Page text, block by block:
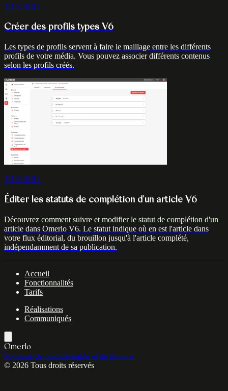
TUTORIEL
Créer des profils types V6
Les types de profils servent à faire le maillage entre les différents
profils de votre média. Vous pouvez associer différents contenus
selon les profils créés.
TUTORIEL
Éditer les statuts de complétion d'un article V6
Découvrez comment suivre et modifier le statut de complétion d'un
article dans Omerlo V6. Le statut indique où en est l'article dans
votre flux éditorial, du brouillon jusqu'à l'article complété,
indépendamment de sa publication.
Accueil
Fonctionnalités
Tarifs
Réalisations
Communiqués
Omerlo
Politique de confidentialité et de témoins
© 2026 Tous droits réservés